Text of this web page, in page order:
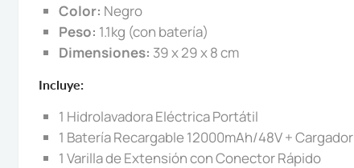
Color: Negro
Peso: 1.1kg (con batería)
Dimensiones: 39 x 29 x 8 cm
Incluye:
1 Hidrolavadora Eléctrica Portátil
1 Batería Recargable 12000mAh/48V + Cargador
1 Varilla de Extensión con Conector Rápido